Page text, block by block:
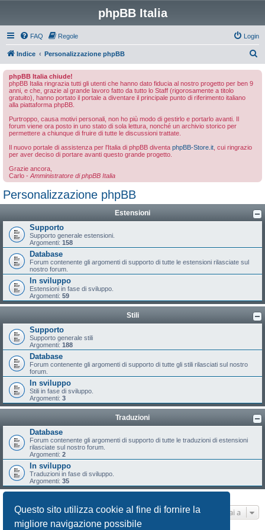
Questo sito utilizza cookie al fine di fornire la
migliore navigazione possibile
phpBB Italia
FAQ Regole Login
Indice Personalizzazione phpBB
phpBB Italia chiude!
phpBB Italia ringrazia tutti gli utenti che hanno dato fiducia al nostro progetto per ben 9
anni, e che, grazie al grande lavoro fatto da tutto lo Staff (rigorosamente a titolo
gratuito), hanno portato il portale a diventare il principale punto di riferimento italiano
alla piattaforma phpBB.
Purtroppo, causa motivi personali, non ho più modo di gestirlo e portarlo avanti. Il
forum viene ora posto in uno stato di sola lettura, nonché un archivio storico per
permettere a chiunque di fruire di tutte le discussioni trattate.
Il nuovo portale di assistenza per l'Italia di phpBB diventa phpBB-Store.it , cui ringrazio
per aver deciso di portare avanti questo grande progetto.
Grazie ancora,
Carlo - Amministratore di phpBB Italia
Personalizzazione phpBB
Estensioni
Supporto
Supporto generale estensioni.
Argomenti: 158
Database
Forum contenente gli argomenti di supporto di tutte le estensioni rilasciate sul
nostro forum.
In sviluppo
Estensioni in fase di sviluppo.
Argomenti: 59
Stili
Supporto
Supporto generale stili
Argomenti: 188
Database
Forum contenente gli argomenti di supporto di tutte gli stili rilasciati sul nostro
forum.
In sviluppo
Stili in fase di sviluppo.
Argomenti: 3
Traduzioni
Database
Forum contenente gli argomenti di supporto di tutte le traduzioni di estensioni
rilasciate sul nostro forum.
Argomenti: 2
In sviluppo
Traduzioni in fase di sviluppo.
Argomenti: 35
Vai a